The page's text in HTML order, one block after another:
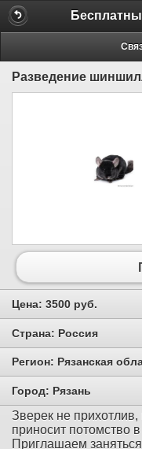
Разведение
Цена: 3500 руб.
Страна: Россия
Регион: Рязанская
Город: Рязань
Зверек не
приносит потомство
Приглашаем